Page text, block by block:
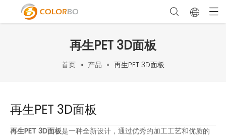
再生PET 3D面板
首页 » 产品 » 再生PET 3D面板
再生PET 3D面板
再生PET 3D面板是一种全新设计，通过优秀的加工工艺和优质的